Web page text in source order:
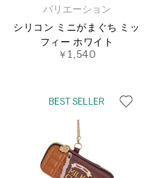
バリエーション
シリコン ミニがまぐち ミッ
フィー ホワイト
￥1,540